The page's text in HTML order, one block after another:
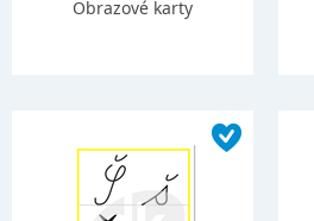
Obrazové karty